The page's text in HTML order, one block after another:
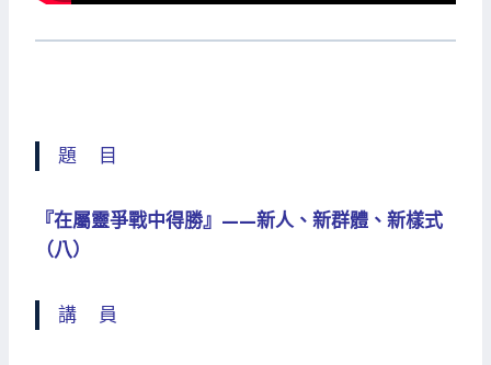
題 目
『在屬靈爭戰中得勝』——新人、新群體、新樣式
（八）
講 員